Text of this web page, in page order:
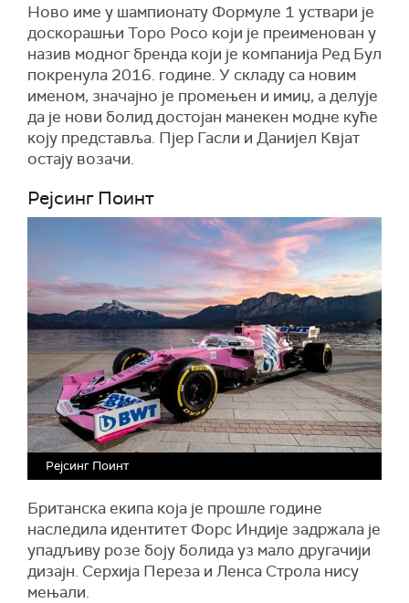
Ново име у шампионату Формуле 1 уствари је
доскорашњи Торо Росо који је преименован у
назив модног бренда који је компанија Ред Бул
покренула 2016. године. У складу са новим
именом, значајно је промењен и имиџ, а делује
да је нови болид достојан манекен модне куће
коју представља. Пјер Гасли и Данијел Квјат
остају возачи.
Рејсинг Поинт
Рејсинг Поинт
Британска екипа која је прошле године
наследила идентитет Форс Индије задржала је
упадљиву розе боју болида уз мало другачији
дизајн. Серхија Переза и Ленса Строла нису
мењали.